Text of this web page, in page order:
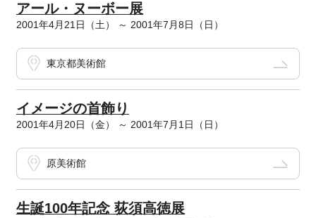
アール・ヌーボー展
2001年4月21日（土） ～ 2001年7月8日（日）
東京都美術館
イメージの首飾り
2001年4月20日（金） ～ 2001年7月1日（日）
原美術館
生誕100年記念 荻須高徳展